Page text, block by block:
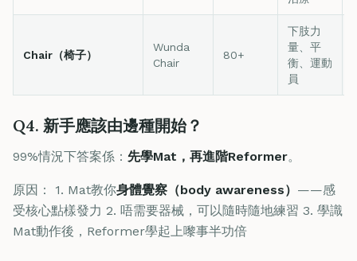
Chair（椅子）
Wunda
Chair
80+
下肢力
量、平
衡、運動
員
Q4. 新手應該由邊種開始？
99%情況下答案係： 先學Mat，再進階Reformer。
原因： 1. Mat教你身體覺察（body awareness） ——感
受核心點樣發力 2. 唔需要器械，可以隨時隨地練習 3. 學識
Mat動作後，Reformer學起上嚟事半功倍